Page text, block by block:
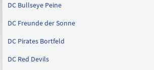
DC Bullseye Peine
DC Freunde der Sonne
DC Pirates Bortfeld
DC Red Devils